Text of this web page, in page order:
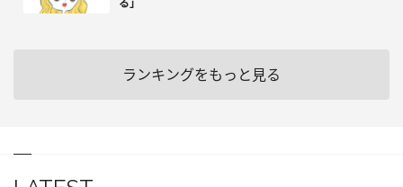
ランキングをもっと見る